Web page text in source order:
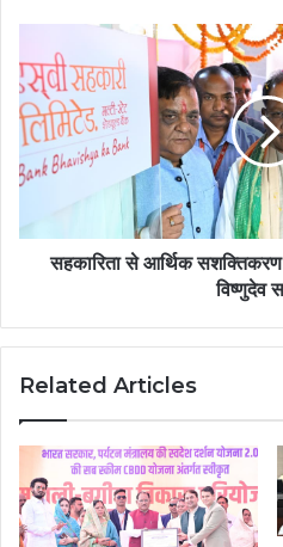
हो
रहीं
धमतरी
की
से
आर्थिक
सशक्तिकरण
को
मिलेगी
नई
:
मुख्यमंत्रीसहकारिता से आर्थिक सशक्तिकरण
विष्णुदेव
Related Articles